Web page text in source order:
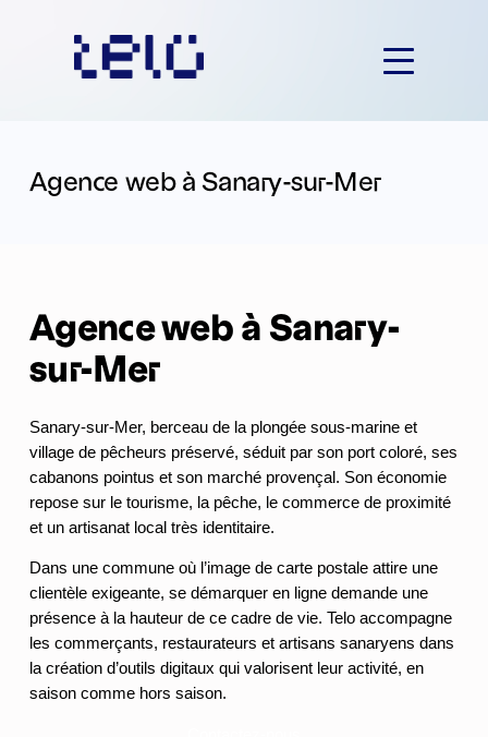
Agence web à Sanary-sur-Mer
Agence web à Sanary-
sur-Mer
Sanary-sur-Mer, berceau de la plongée sous-marine et
village de pêcheurs préservé, séduit par son port coloré, ses
cabanons pointus et son marché provençal. Son économie
repose sur le tourisme, la pêche, le commerce de proximité
et un artisanat local très identitaire.
Dans une commune où l’image de carte postale attire une
clientèle exigeante, se démarquer en ligne demande une
présence à la hauteur de ce cadre de vie. Telo accompagne
les commerçants, restaurateurs et artisans sanaryens dans
la création d’outils digitaux qui valorisent leur activité, en
saison comme hors saison.